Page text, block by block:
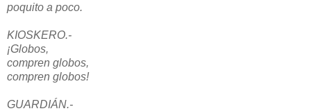
poquito a poco.
KIOSKERO.-
¡Globos,
compren globos,
compren globos!
GUARDIÁN.-